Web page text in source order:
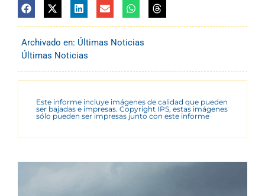
Archivado en: Últimas Noticias
Últimas Noticias
Este informe incluye imágenes de calidad que pueden
ser bajadas e impresas. Copyright IPS, estas imágenes
sólo pueden ser impresas junto con este informe